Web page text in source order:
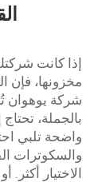
إذا كانت
مخزونها، فإن
شركة يوهوان
بالجملة،
واضحة تلبي
والسكوترات
الاختيار